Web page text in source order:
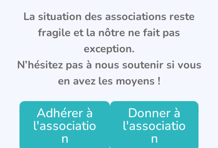
La situation des associations reste
fragile et la nôtre ne fait pas
exception.
N’hésitez pas à nous soutenir si vous
en avez les moyens !
Adhérer à
l'associatio
n
Donner à
l'associatio
n